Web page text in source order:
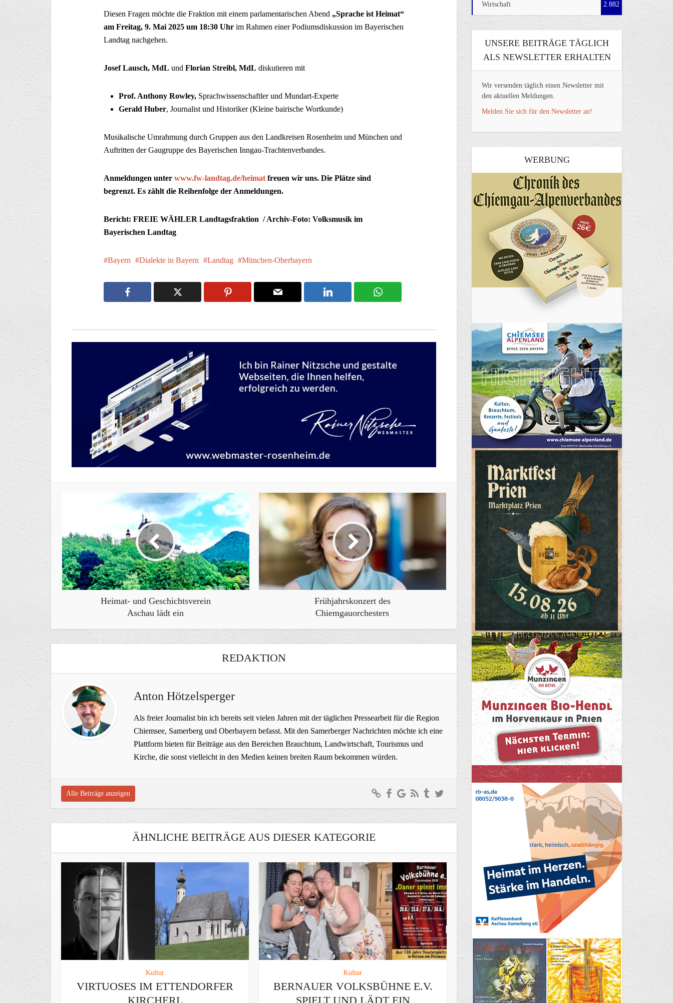
Diesen Fragen möchte die Fraktion mit einem parlamentarischen Abend „Sprache ist Heimat“
am Freitag, 9. Mai 2025 um 18:30 Uhr im Rahmen einer Podiumsdiskussion im Bayerischen
Landtag nachgehen.
Josef Lausch, MdL und Florian Streibl, MdL diskutieren mit
Prof. Anthony Rowley, Sprachwissenschaftler und Mundart-Experte
Gerald Huber, Journalist und Historiker (Kleine bairische Wortkunde)
Musikalische Umrahmung durch Gruppen aus den Landkreisen Rosenheim und München und
Auftritten der Gaugruppe des Bayerischen Inngau-Trachtenverbandes.
Anmeldungen unter www.fw-landtag.de/heimat freuen wir uns. Die Plätze sind
begrenzt. Es zählt die Reihenfolge der Anmeldungen.
Bericht: FREIE WÄHLER Landtagsfraktion / Archiv-Foto: Volksmusik im
Bayerischen Landtag
Bayern Dialekte in Bayern Landtag München-Oberbayern
Heimat- und Geschichtsverein
Aschau lädt ein
Frühjahrskonzert des
Chiemgauorchesters
REDAKTION
Anton Hötzelsperger
Als freier Journalist bin ich bereits seit vielen Jahren mit der täglichen Pressearbeit für die Region
Chiemsee, Samerberg und Oberbayern befasst. Mit den Samerberger Nachrichten möchte ich eine
Plattform bieten für Beiträge aus den Bereichen Brauchtum, Landwirtschaft, Tourismus und
Kirche, die sonst vielleicht in den Medien keinen breiten Raum bekommen würden.
Alle Beiträge anzeigen
ÄHNLICHE BEITRÄGE AUS DIESER KATEGORIE
Kultur
VIRTUOSES IM ETTENDORFER
KIRCHERL
Kultur
BERNAUER VOLKSBÜHNE E.V.
SPIELT UND LÄDT EIN
Wirtschaft 2.882
UNSERE BEITRÄGE TÄGLICH
ALS NEWSLETTER ERHALTEN
Wir versenden täglich einen Newsletter mit
den aktuellen Meldungen.
Melden Sie sich für den Newsletter an!
WERBUNG